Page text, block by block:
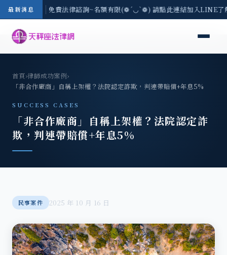
最新消息
-8/3(一) 現場免費法律諮詢~名額有限(❁´◡`❁) 請點此連結加入LINE
首頁›律師成功案例›
「非合作廠商」自稱上架權？法院認定詐欺，判連帶賠償+年息5%
SUCCESS CASES
「非合作廠商」自稱上架權？法院認定詐
欺，判連帶賠償+年息5%
民事案件 2025 年 10 月 16 日